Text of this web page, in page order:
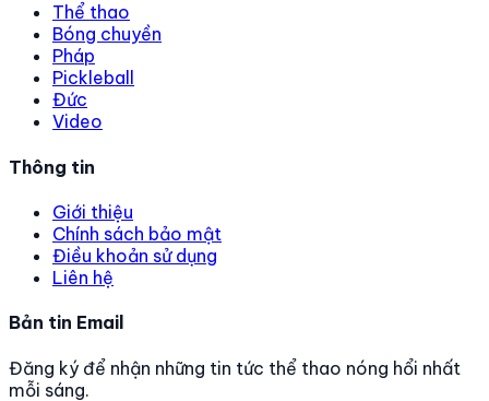
Thể thao
Bóng chuyền
Pháp
Pickleball
Đức
Video
Thông tin
Giới thiệu
Chính sách bảo mật
Điều khoản sử dụng
Liên hệ
Bản tin Email
Đăng ký để nhận những tin tức thể thao nóng hổi nhất
mỗi sáng.